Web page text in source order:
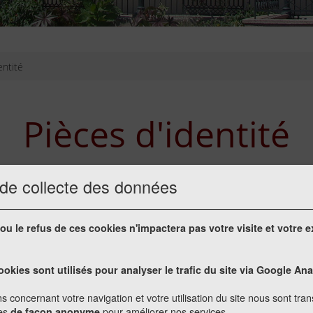
collecte des données
le refus de ces cookies n'impactera pas votre visite et votre
sont utilisés pour analyser le trafic du site via Google
concernant votre navigation et votre utilisation du site nous sont
Pièces d'identité
ne peut établir ou renouveler sa carte d’identité
26 communes de Haute-Garonne équipées
d'identité ou son passeport sont (du Nord
L'Union, Blagnac, Toulouse, Colomiers,
Castanet-Tolosan, Saint-Lys, Muret,
Dodon, Carbonne, Cazères,Saint-Gaudens,